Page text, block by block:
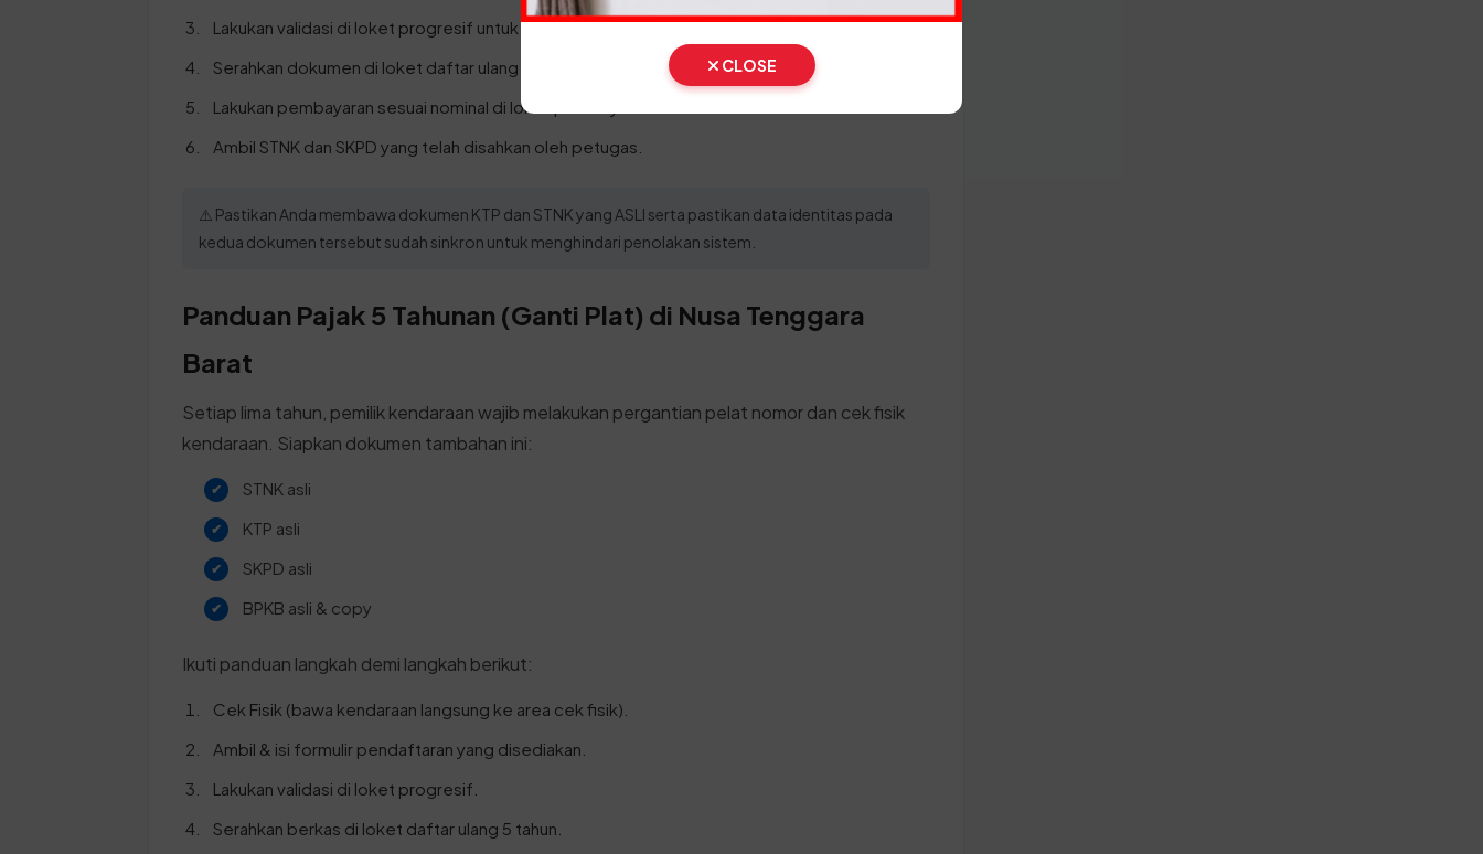
Lakukan validasi di loket progresif untuk pengecekan kepemilikan.
Serahkan dokumen di loket daftar ulang 1 tahun.
Lakukan pembayaran sesuai nominal di loket pembayaran.
Ambil STNK dan SKPD yang telah disahkan oleh petugas.
⚠️ Pastikan Anda membawa dokumen KTP dan STNK yang ASLI serta pastikan data identitas pada
kedua dokumen tersebut sudah sinkron untuk menghindari penolakan sistem.
Panduan Pajak 5 Tahunan (Ganti Plat) di Nusa Tenggara
Barat
Setiap lima tahun, pemilik kendaraan wajib melakukan pergantian pelat nomor dan cek fisik
kendaraan. Siapkan dokumen tambahan ini:
STNK asli
KTP asli
SKPD asli
BPKB asli & copy
Ikuti panduan langkah demi langkah berikut:
Cek Fisik (bawa kendaraan langsung ke area cek fisik).
Ambil & isi formulir pendaftaran yang disediakan.
Lakukan validasi di loket progresif.
Serahkan berkas di loket daftar ulang 5 tahun.
CLOSE